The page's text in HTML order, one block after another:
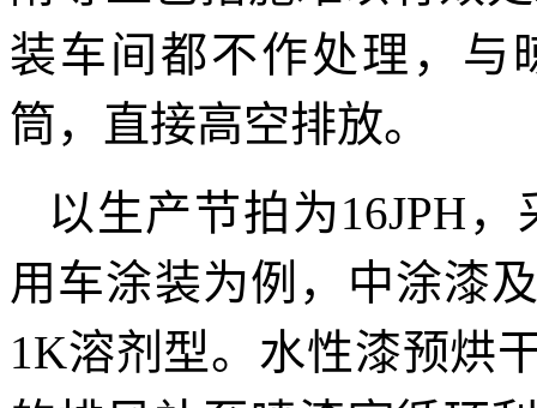
装车间都不作处理，与
筒，直接高空排放。
以生产节拍为16JPH
用车涂装为例，中涂漆
1K溶剂型。水性漆预烘